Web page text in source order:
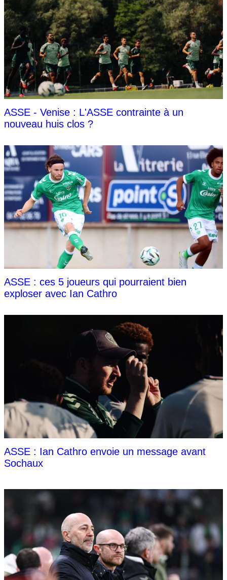
ASSE - Venise : L'ASSE contrainte à un
nouveau huis clos ?
ASSE : ces 5 joueurs qui pourraient bien
exploser avec Ian Cathro
ASSE : Ian Cathro envoie un message avant
Sochaux